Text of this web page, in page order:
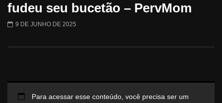
fudeu seu bucetão – PervMom
9 DE JUNHO DE 2025
Para acessar esse conteúdo, você precisa ser um